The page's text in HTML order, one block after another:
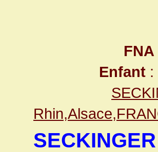
FNA
Enfant :